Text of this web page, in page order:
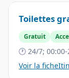
Toilettes
Gratuit
🕐 24/7;
Voir la fiche